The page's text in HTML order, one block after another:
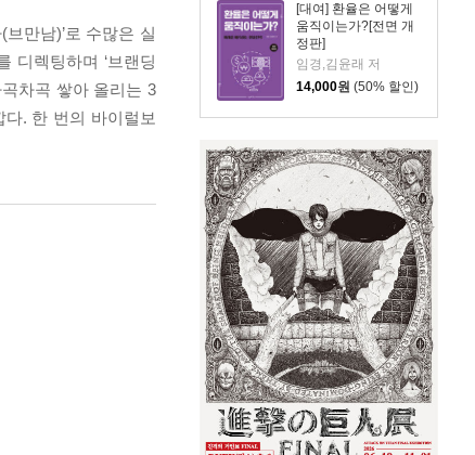
[대여] 환율은 어떻게
움직이는가?[전면 개
정판]
임경,김윤래 저
14,000원 (50% 할인)
만남)’로 수많은 실
디렉팅하며 ‘브랜딩
차곡 쌓아 올리는 3
. 한 번의 바이럴보